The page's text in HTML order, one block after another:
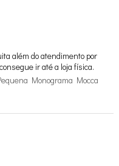
além do atendimento por
ir até a loja física.
Monograma Mocca